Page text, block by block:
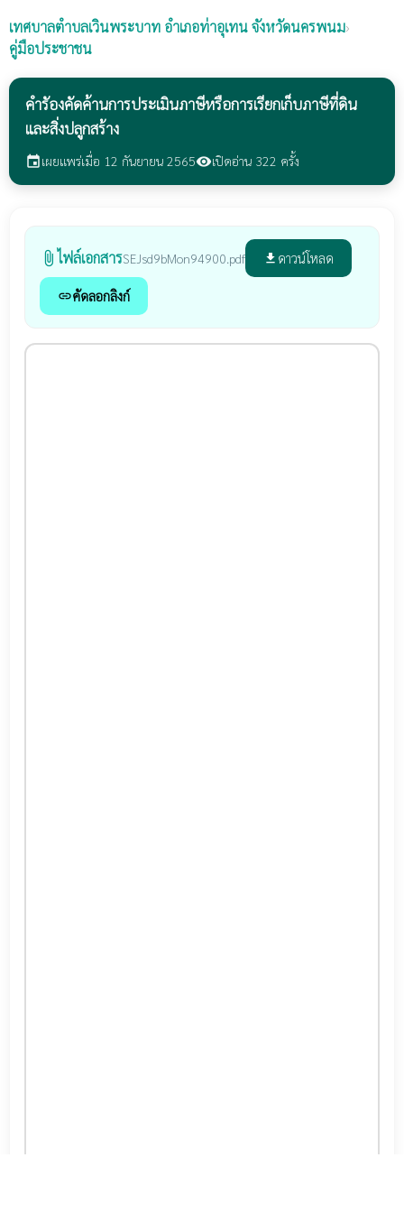
เทศบาลตำบลเวินพระบาท อำเภอท่าอุเทน จังหวัดนครพนม›
คู่มือประชาชน
คำรัองคัดค้านการประเมินภาษีหรือการเรียกเก็บภาษีที่ดิน
และสิ่งปลูกสร้าง
eventเผยแพร่เมื่อ 12 กันยายน 2565visibilityเปิดอ่าน 322 ครั้ง
attach_file ไฟล์เอกสารSEJsd9bMon94900.pdf file_download ดาวน์โหลด
linkคัดลอกลิงก์